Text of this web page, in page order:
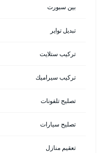
بين سبورت
تبديل تواير
تركيب ستلايت
تركيب سيراميك
تصليح تلفونات
تصليح سيارات
تعقيم منازل